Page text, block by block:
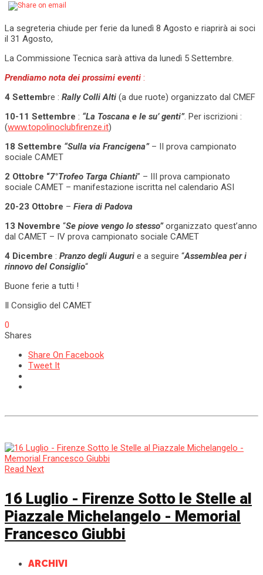
La segreteria chiude per ferie da lunedì 8 Agosto e riaprirà ai soci
il 31 Agosto,
La Commissione Tecnica sarà attiva da lunedì 5 Settembre.
Prendiamo nota dei prossimi eventi :
4 Settembre : Rally Colli Alti (a due ruote) organizzato dal CMEF
10-11 Settembre : “La Toscana e le su’ genti”. Per iscrizioni :
(www.topolinoclubfirenze.it)
18 Settembre “Sulla via Francigena”– II prova campionato
sociale CAMET
2 Ottobre “7°Trofeo Targa Chianti” – III prova campionato
sociale CAMET – manifestazione iscritta nel calendario ASI
20-23 Ottobre – Fiera di Padova
13 Novembre “Se piove vengo lo stesso”organizzato quest’anno
dal CAMET – IV prova campionato sociale CAMET
4 Dicembre : Pranzo degli Auguri e a seguire “Assemblea per i
rinnovo del Consiglio“
Buone ferie a tutti !
Il Consiglio del CAMET
0
Shares
Share On Facebook
Tweet It
Read Next
16 Luglio - Firenze Sotto le Stelle al
Piazzale Michelangelo - Memorial
Francesco Giubbi
ARCHIVI